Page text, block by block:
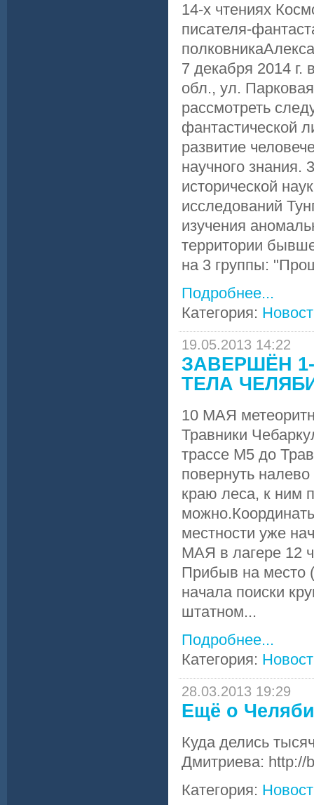
14-х чтениях
писателя-
7 декабря 2014
обл., ул.
рассмотреть
фантастической
развитие
научного
исторической
исследований
изучения
территории
на 3 группы:
Подробнее...
Категория:
19.05.2013 14:22
ЗАВЕРШЁН
ТЕЛА
10 МАЯ
Травники
трассе М5 до
повернуть
краю леса, к ним
местности уже
МАЯ в лагере 12
Прибыв на место
начала поиски
штатном...
Подробнее...
Категория:
28.03.2013 19:29
Ещё о
Куда делись
Дмитриева: http://
Категория: